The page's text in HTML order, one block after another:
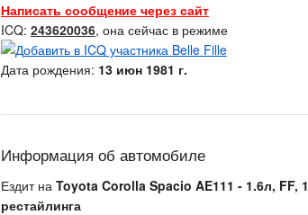
Написать сообщение через сайт
ICQ: 243620036, она сейчас в режиме
Дата рождения: 13 июн 1981 г.
Информация об автомобиле
Ездит на Toyota Corolla Spacio AE111 - 1.6л, FF,
рестайлинга